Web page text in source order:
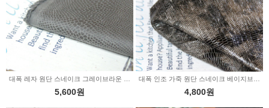
5,600원 4,800원